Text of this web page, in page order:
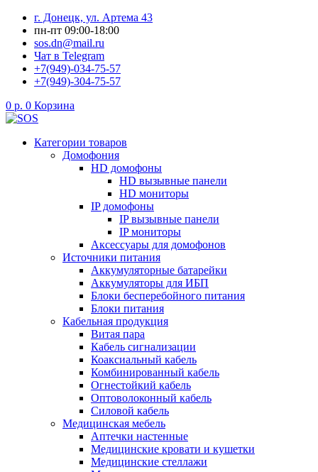
Перейти
содержимому
г. Донецк, ул. Артема 43
пн-пт 09:00-18:00
sos.dn@mail.ru
Чат в Telegram
+7(949)-034-75-57
+7(949)-304-75-57
0 р. 0 Корзина
Категории товаров
Домофония
HD домофоны
HD вызывные панели
HD мониторы
IP домофоны
IP вызывные панели
IP мониторы
Аксессуары для домофонов
Источники питания
Аккумуляторные батарейки
Аккумуляторы для ИБП
Блоки бесперебойного питания
Блоки питания
Кабельная продукция
Витая пара
Кабель сигнализации
Коаксиальный кабель
Комбинированный кабель
Огнестойкий кабель
Оптоволоконный кабель
Силовой кабель
Медицинская мебель
Аптечки настенные
Медицинские кровати и кушетки
Медицинские стеллажи